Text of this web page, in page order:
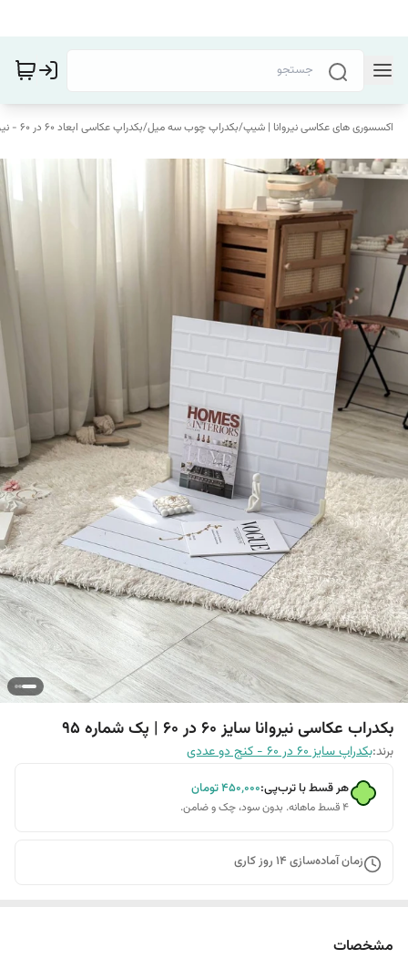
اکسسوری های عکاسی نیروانا | شیپ/بکدراپ چوب سه میل/بکدراپ عکاسی ابعاد 60 در 60 - نیروانا
بکدراب عکاسی نیروانا سایز 60 در 60 | پک شماره 95
برند:بکدراپ سایز 60 در 60 - کنج دو عددی
هر قسط با ترب‌پی:۴۵۰٬۰۰۰تومان
۴ قسط ماهانه. بدون سود، چک و ضامن.
زمان آماده‌سازی 14 روز کاری
مشخصات